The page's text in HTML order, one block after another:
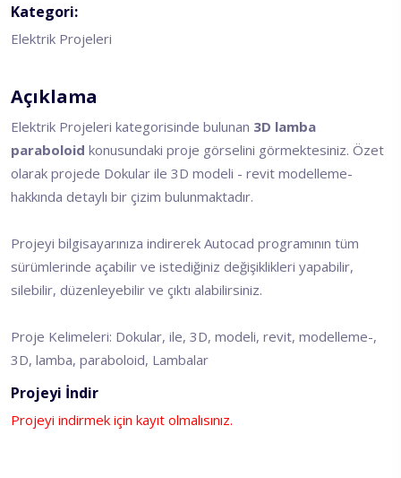
Kategori:
Elektrik Projeleri
Açıklama
Elektrik Projeleri kategorisinde bulunan 3D lamba
paraboloid konusundaki proje görselini görmektesiniz. Özet
olarak projede Dokular ile 3D modeli - revit modelleme-
hakkında detaylı bir çizim bulunmaktadır.
Projeyi bilgisayarınıza indirerek Autocad programının tüm
sürümlerinde açabilir ve istediğiniz değişiklikleri yapabilir,
silebilir, düzenleyebilir ve çıktı alabilirsiniz.
Proje Kelimeleri: Dokular, ile, 3D, modeli, revit, modelleme-,
3D, lamba, paraboloid, Lambalar
Projeyi İndir
Projeyi indirmek için kayıt olmalısınız.